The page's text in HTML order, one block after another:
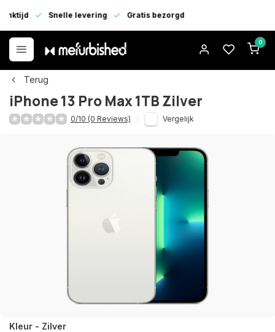
Snelle levering Gratis bezorgd
0
Terug
iPhone 13 Pro Max 1TB Zilver
0/10 (0 Reviews) Vergelijk
Kleur - Zilver